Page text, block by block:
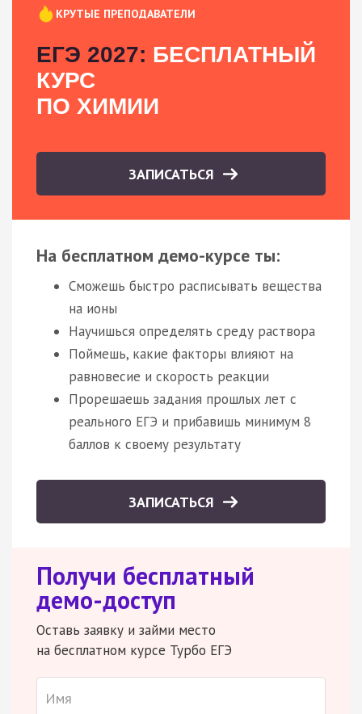
КРУТЫЕ ПРЕПОДАВАТЕЛИ
ЕГЭ 2027: БЕСПЛАТНЫЙ
КУРС
ПО ХИМИИ
ЗАПИСАТЬСЯ
На бесплатном демо-курсе ты:
Сможешь быстро расписывать вещества
на ионы
Научишься определять среду раствора
Поймешь, какие факторы влияют на
равновесие и скорость реакции
Прорешаешь задания прошлых лет с
реального ЕГЭ и прибавишь минимум 8
баллов к своему результату
ЗАПИСАТЬСЯ
Получи бесплатный
демо-доступ
Оставь заявку и займи место
на бесплатном курсе Турбо ЕГЭ